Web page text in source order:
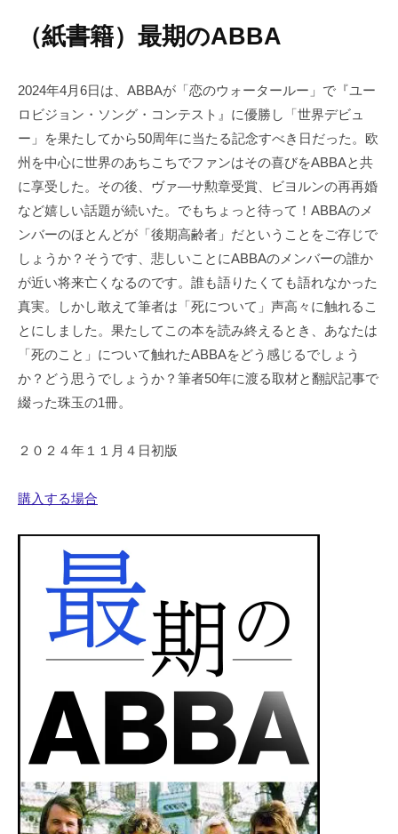
（紙書籍）最期のABBA
2024年4月6日は、ABBAが「恋のウォータールー」で『ユー
ロビジョン・ソング・コンテスト』に優勝し「世界デビュ
ー」を果たしてから50周年に当たる記念すべき日だった。欧
州を中心に世界のあちこちでファンはその喜びをABBAと共
に享受した。その後、ヴァ―サ勲章受賞、ビヨルンの再再婚
など嬉しい話題が続いた。でもちょっと待って！ABBAのメ
ンバーのほとんどが「後期高齢者」だということをご存じで
しょうか？そうです、悲しいことにABBAのメンバーの誰か
が近い将来亡くなるのです。誰も語りたくても語れなかった
真実。しかし敢えて筆者は「死について」声高々に触れるこ
とにしました。果たしてこの本を読み終えるとき、あなたは
「死のこと」について触れたABBAをどう感じるでしょう
か？どう思うでしょうか？筆者50年に渡る取材と翻訳記事で
綴った珠玉の1冊。
２０２４年１１月４日初版
購入する場合